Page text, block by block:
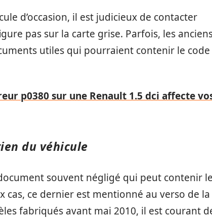
d’occasion, il est judicieux de contacter
pas sur la carte grise. Parfois, les
utiles qui pourraient contenir le code
p0380 sur une Renault 1.5 dci affecte
du véhicule
souvent négligé qui peut contenir le
cas, ce dernier est mentionné au verso de la
fabriqués avant mai 2010, il est courant